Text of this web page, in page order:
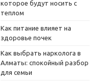
которое будут носить с
теплом
Как питание влияет на
здоровье почек
Как выбрать нарколога в
Алматы: спокойный разбор
для семьи